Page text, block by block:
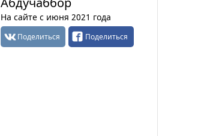
На сайте с июня 2021 года
Поделиться Поделиться